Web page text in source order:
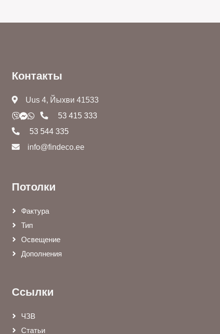
Контакты
Uus 4, Йыхви 41533
53 415 333
53 544 335
info@findeco.ee
Потолки
Фактура
Тип
Освещение
Дополнения
Ссылки
ЧЗВ
Статьи